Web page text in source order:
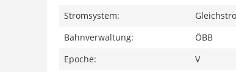
Stromsystem:
Bahnverwaltung:
ÖBB
Epoche:
V